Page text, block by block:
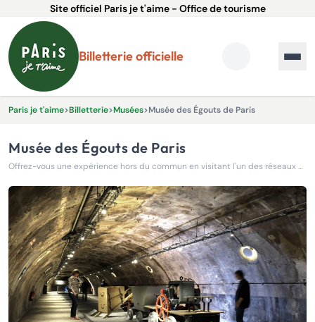
Site officiel Paris je t'aime - Office de tourisme
Billetterie officielle
Paris je t'aime>Billetterie>Musées>Musée des Égouts de Paris
Musée des Égouts de Paris
Offrez-vous une expérience hors du commun en visitant l'un des réseaux souterrains les plus fascinants du monde : les égouts de Paris.